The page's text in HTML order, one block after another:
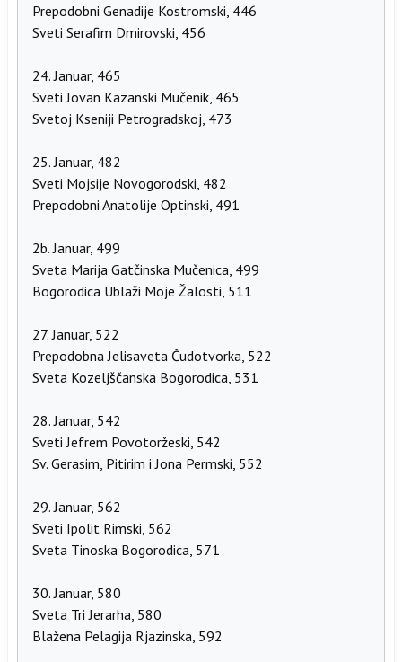
Prepodobni Genadije Kostromski, 446
Sveti Serafim Dmirovski, 456
24. Januar, 465
Sveti Jovan Kazanski Mučenik, 465
Svetoj Kseniji Petrogradskoj, 473
25. Januar, 482
Sveti Mojsije Novogorodski, 482
Prepodobni Anatolije Optinski, 491
2b. Januar, 499
Sveta Marija Gatčinska Mučenica, 499
Bogorodica Ublaži Moje Žalosti, 511
27. Januar, 522
Prepodobna Jelisaveta Čudotvorka, 522
Sveta Kozeljščanska Bogorodica, 531
28. Januar, 542
Sveti Jefrem Povotoržeski, 542
Sv. Gerasim, Pitirim i Jona Permski, 552
29. Januar, 562
Sveti Ipolit Rimski, 562
Sveta Tinoska Bogorodica, 571
30. Januar, 580
Sveta Tri Jerarha, 580
Blažena Pelagija Rjazinska, 592